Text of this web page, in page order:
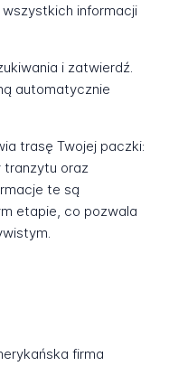
informacji
i zatwierdź.
automatycznie
trasę Twojej paczki:
oraz
te są
etapie, co pozwala
firma